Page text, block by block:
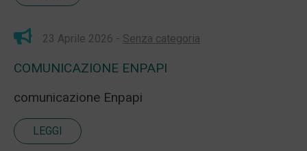
23 Aprile 2026 - Senza categoria
COMUNICAZIONE ENPAPI
comunicazione Enpapi
LEGGI